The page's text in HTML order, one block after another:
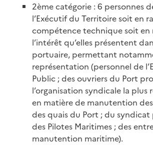
2ème catégorie : 6 personnes
l’Exécutif du Territoire soit en
compétence technique soit en
l’intérêt qu’elles présentent
portuaire, permettant
représentation (personnel de
Public ; des ouvriers du Port
l’organisation syndicale la plus
en matière de manutention
des quais du Port ; du syndicat
des Pilotes Maritimes ; des
manutention maritime).